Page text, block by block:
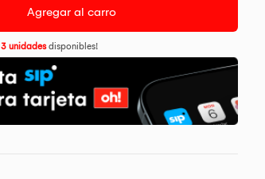
Agregar al carro
3 unidadesdisponibles!